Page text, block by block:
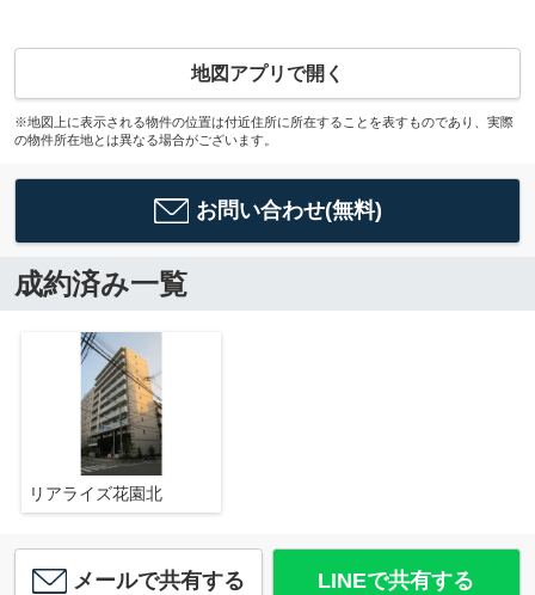
地図アプリで開く
※地図上に表示される物件の位置は付近住所に所在することを表すものであり、実際
の物件所在地とは異なる場合がございます。
お問い合わせ(無料)
成約済み一覧
リアライズ花園北
メールで共有する LINEで共有する